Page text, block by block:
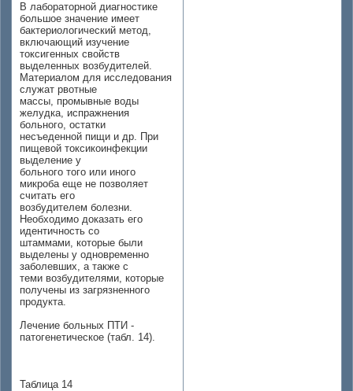
В лабораторной диагностике
большое значение имеет
бактериологический метод,
включающий изучение
токсигенных свойств
выделенных возбудителей.
Материалом для исследования
служат рвотные
массы, промывные воды
желудка, испражнения
больного, остатки
несъеденной пищи и др. При
пищевой токсикоинфекции
выделение у
больного того или иного
микроба еще не позволяет
считать его
возбудителем болезни.
Необходимо доказать его
идентичность со
штаммами, которые были
выделены у одновременно
заболевших, а также с
теми возбудителями, которые
получены из загрязненного
продукта.
Лечение больных ПТИ -
патогенетическое (табл. 14).
Таблица 14